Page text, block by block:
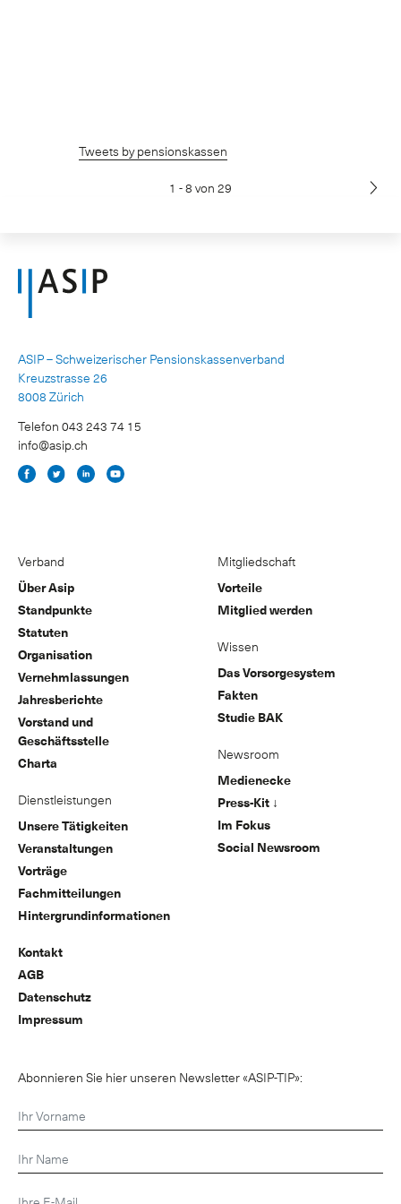
Tweets by pensionskassen
1 - 8 von 29
ASIP – Schweizerischer Pensionskassenverband
Kreuzstrasse 26
8008 Zürich
Telefon 043 243 74 15
info@asip.ch
Verband
Über Asip
Standpunkte
Statuten
Organisation
Vernehmlassungen
Jahresberichte
Vorstand und
Geschäftsstelle
Charta
Dienstleistungen
Unsere Tätigkeiten
Veranstaltungen
Vorträge
Fachmitteilungen
Hintergrundinformationen
Mitgliedschaft
Vorteile
Mitglied werden
Wissen
Das Vorsorgesystem
Fakten
Studie BAK
Newsroom
Medienecke
Press-Kit ↓
Im Fokus
Social Newsroom
Kontakt
AGB
Datenschutz
Impressum
Abonnieren Sie hier unseren Newsletter «ASIP-TIP»: